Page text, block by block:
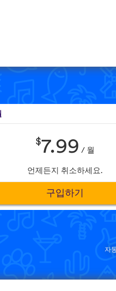
$7.99 / 월
언제든지 취소하세요.
구입하기
자